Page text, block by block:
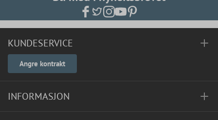
KUNDESERVICE
Angre kontrakt
INFORMASJON